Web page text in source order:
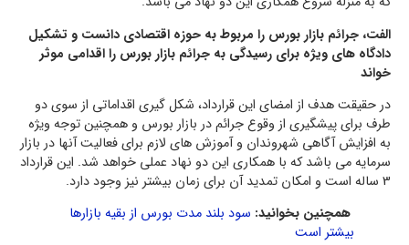
الفت، جرائم بازار بورس را مربوط به حوزه اقتصادی دانست و تشکیل
دادگاه های ویژه برای رسیدگی به جرائم بازار بورس را اقدامی موثر
خواند
در حقیقت هدف از امضای این قرارداد، شکل گیری اقداماتی از سوی دو
طرف برای پیشگیری از وقوع جرائم در بازار بورس و همچنین توجه ویژه
به افزایش آگاهی شهروندان و آموزش های لازم برای فعالیت آنها در بازار
سرمایه می باشد که با همکاری این دو نهاد عملی خواهد شد. این قرارداد
3 ساله است و امکان تمدید آن برای زمان بیشتر نیز وجود دارد.
همچنین بخوانید: سود بلند مدت بورس از بقیه بازارها
بیشتر است